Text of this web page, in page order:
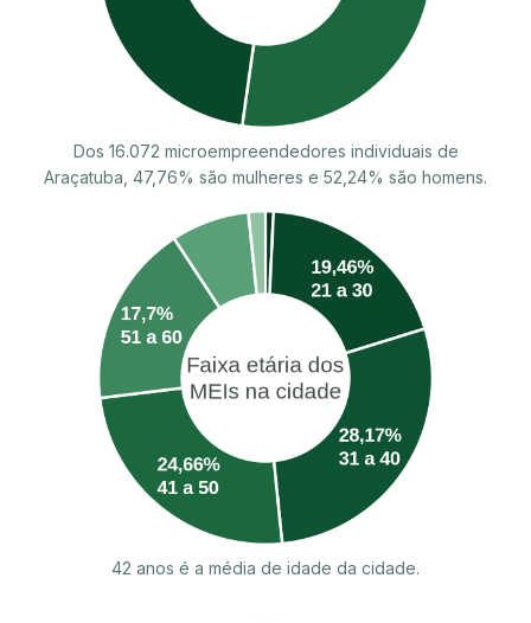
Dos 16.072 microempreendedores individuais de
Araçatuba, 47,76% são mulheres e 52,24% são homens.
42 anos é a média de idade da cidade.